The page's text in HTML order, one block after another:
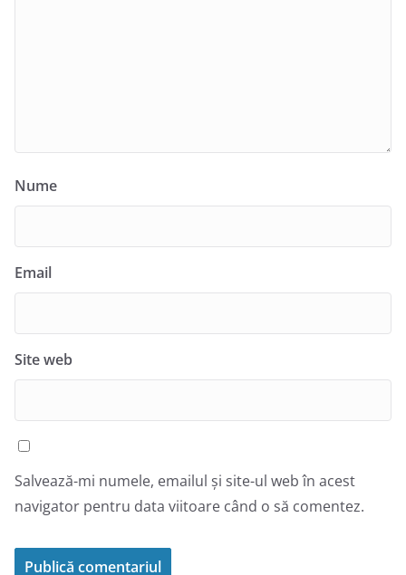
Nume
Email
Site web
Salvează-mi numele, emailul și site-ul web în acest
navigator pentru data viitoare când o să comentez.